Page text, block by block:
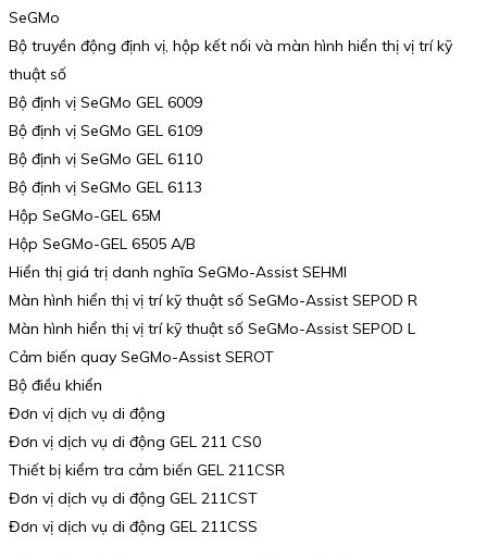
SeGMo
Bộ truyền động định vị, hộp kết nối và màn hình hiển thị vị trí kỹ
thuật số
Bộ định vị SeGMo GEL 6009
Bộ định vị SeGMo GEL 6109
Bộ định vị SeGMo GEL 6110
Bộ định vị SeGMo GEL 6113
Hộp SeGMo-GEL 65M
Hộp SeGMo-GEL 6505 A/B
Hiển thị giá trị danh nghĩa SeGMo-Assist SEHMI
Màn hình hiển thị vị trí kỹ thuật số SeGMo-Assist SEPOD R
Màn hình hiển thị vị trí kỹ thuật số SeGMo-Assist SEPOD L
Cảm biến quay SeGMo-Assist SEROT
Bộ điều khiển
Đơn vị dịch vụ di động
Đơn vị dịch vụ di động GEL 211 CS0
Thiết bị kiểm tra cảm biến GEL 211CSR
Đơn vị dịch vụ di động GEL 211CST
Đơn vị dịch vụ di động GEL 211CSS